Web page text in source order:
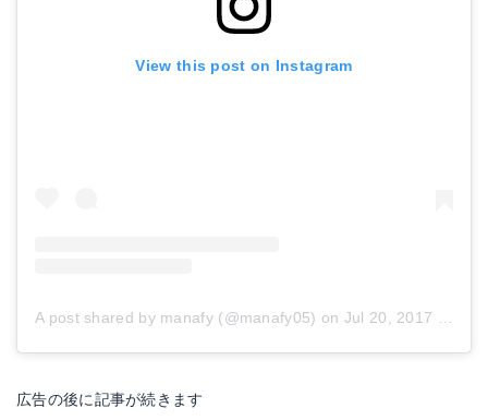
View this post on Instagram
A post shared by manafy (@manafy05) on Jul 20, 2017 at 10:28pm PDT
広告の後に記事が続きます